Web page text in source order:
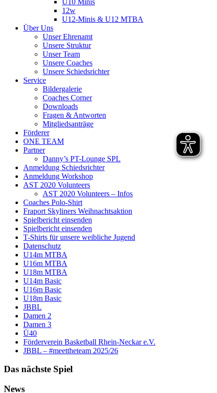
12w
U12-Minis & U12 MTBA
Über Uns
Unser Ehrenamt
Unsere Struktur
Unser Team
Unsere Coaches
Unsere Schiedsrichter
Service
Bildergalerie
Coaches Corner
Downloads
Fragen & Antworten
Mitgliedsanträge
Förderer
ONE TEAM
Partner
Danny’s PT-Lounge SPL
Anmeldung Schiedsrichter
Anmeldung Workshop
AST 2020 Volunteers
AST 2020 Volunteers – Infos
Coaches Polo-Shirt
Fraport Skyliners Weihnachtsaktion
Spielbericht einsenden
Spielbericht einsenden
T-Shirts für unsere weibliche Jugend
Datenschutz
U14m MTBA
U16m MTBA
U18m MTBA
U14m Basic
U16m Basic
U18m Basic
JBBL
Damen 2
Damen 3
Ü40
Förderverein Basketball Rhein-Neckar e.V.
JBBL – #meettheteam 2025/26
Das nächste Spiel
News